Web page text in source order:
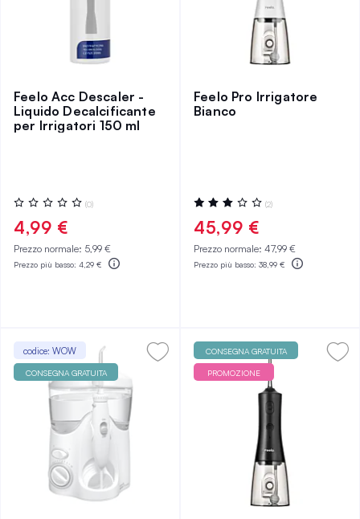
Feelo Acc Descaler -
Liquido Decalcificante
per Irrigatori 150 ml
Valutazione:
0%
(0)
4,99 €
Prezzo normale: 5,99 €
Prezzo più basso: 4,29 €
Feelo Pro Irrigatore
Bianco
Valutazione:
60%
(2)
45,99 €
Prezzo normale: 47,99 €
Prezzo più basso: 38,99 €
codice: WOW
CONSEGNA GRATUITA
CONSEGNA GRATUITA
PROMOZIONE